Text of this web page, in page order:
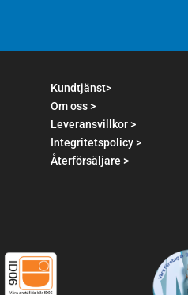
Kundtjänst>
Om oss >
Leveransvillkor >
Integritetspolicy >
Återförsäljare >